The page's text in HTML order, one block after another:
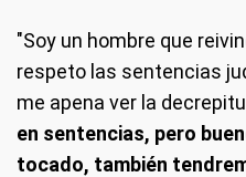
"Soy un hombre que
respeto las sentencias
me apena ver la
en sentencias, pero
tocado, también